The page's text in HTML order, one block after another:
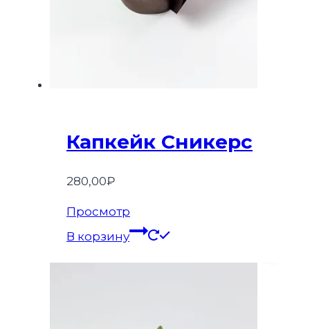
Капкейк Сникерс
280,00₽
Просмотр
В корзину